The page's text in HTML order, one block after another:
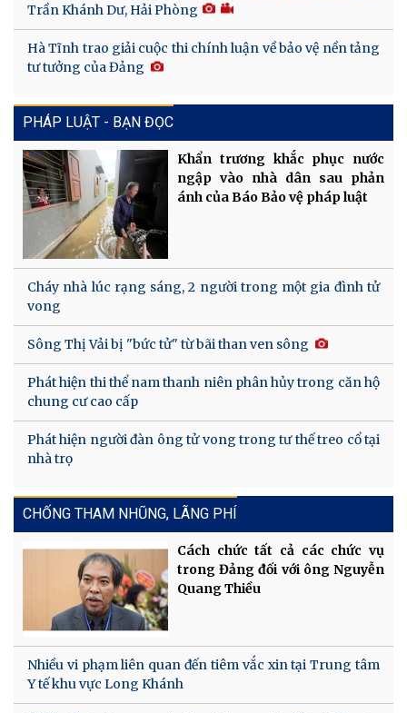
Trần Khánh Dư, Hải Phòng
Hà Tĩnh trao giải cuộc thi chính luận về bảo vệ nền tảng
tư tưởng của Đảng
PHÁP LUẬT - BẠN ĐỌC
Khẩn trương khắc phục nước
ngập vào nhà dân sau phản
ánh của Báo Bảo vệ pháp luật
Cháy nhà lúc rạng sáng, 2 người trong một gia đình tử
vong
Sông Thị Vải bị "bức tử" từ bãi than ven sông
Phát hiện thi thể nam thanh niên phân hủy trong căn hộ
chung cư cao cấp
Phát hiện người đàn ông tử vong trong tư thế treo cổ tại
nhà trọ
CHỐNG THAM NHŨNG, LÃNG PHÍ
Cách chức tất cả các chức vụ
trong Đảng đối với ông Nguyễn
Quang Thiều
Nhiều vi phạm liên quan đến tiêm vắc xin tại Trung tâm
Y tế khu vực Long Khánh